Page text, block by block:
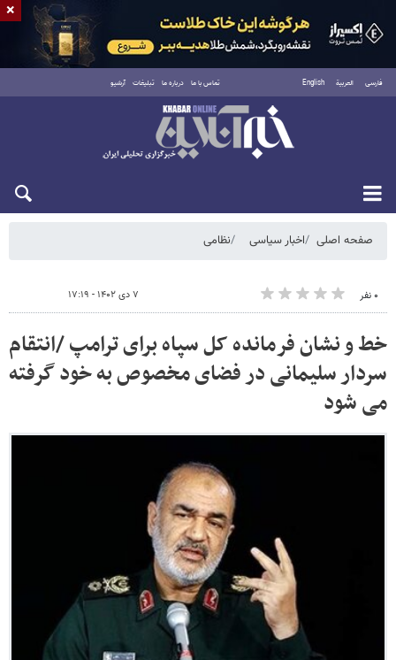
فارسی العربية English تماس با ما درباره ما تبلیغات آرشیو
یکشنبه ۱۸ مرداد ۱۴۰۵
صفحه اصلی اخبار سیاسی نظامی
۰ نفر ۷ دی ۱۴۰۲ - ۱۷:۱۹
خط و نشان فرمانده کل سپاه برای ترامپ /انتقام
سردار سلیمانی در فضای مخصوص به خود گرفته
می شود
×